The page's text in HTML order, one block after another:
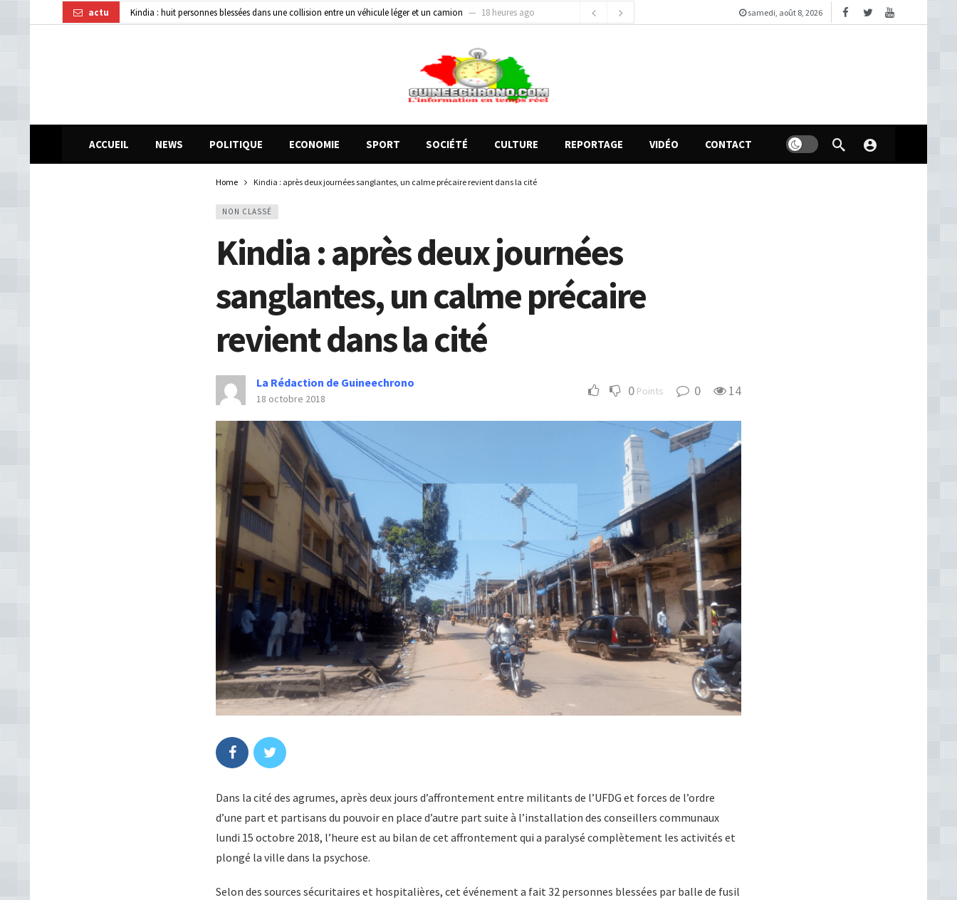
actu Kindia : huit personnes blessées dans une collision entre un véhicule léger et un camion
18 heures ago
Guinée : 11 présumés membres d’un réseau de vol de motos présentés, 12 engins saisis par les Services spéciaux
samedi, août 8, 2026
ACCUEIL NEWS POLITIQUE ECONOMIE SPORT SOCIÉTÉ CULTURE REPORTAGE VIDÉO CONTACT
Home Kindia : après deux journées sanglantes, un calme précaire revient dans la cité
NON CLASSÉ
Kindia : après deux journées
sanglantes, un calme précaire
revient dans la cité
La Rédaction de Guineechrono
18 octobre 2018 0 Points 0 14
Dans la cité des agrumes, après deux jours d’affrontement entre militants de l’UFDG et forces de l’ordre
d’une part et partisans du pouvoir en place d’autre part suite à l’installation des conseillers communaux
lundi 15 octobre 2018, l’heure est au bilan de cet affrontement qui a paralysé complètement les activités et
plongé la ville dans la psychose.
Selon des sources sécuritaires et hospitalières, cet événement a fait 32 personnes blessées par balle de fusil